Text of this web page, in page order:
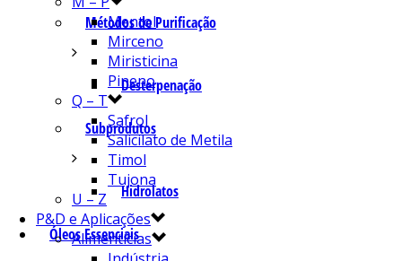
Métodos de Purificação
Desterpenação
Subprodutos
Hidrolatos
Óleos Essenciais
Mentol
Mirceno
Miristicina
Pineno
Q – T
Safrol
Salicilato de Metila
Timol
Tujona
U – Z
P&D e Aplicações
Alimentícias